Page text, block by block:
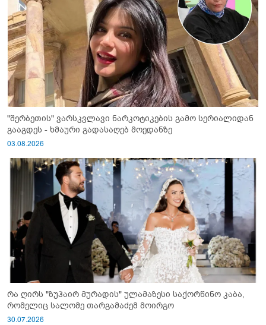
"შერბეთის" ვარსკვლავი ნარკოტიკების გამო სერიალიდან
გააგდეს - ხმაური გადასაღებ მოედანზე
03.08.2026
რა ღირს "ზუჰაირ მურადის" ულამაზესი საქორწინო კაბა,
რომელიც სალომე თარგამაძემ მოირგო
30.07.2026